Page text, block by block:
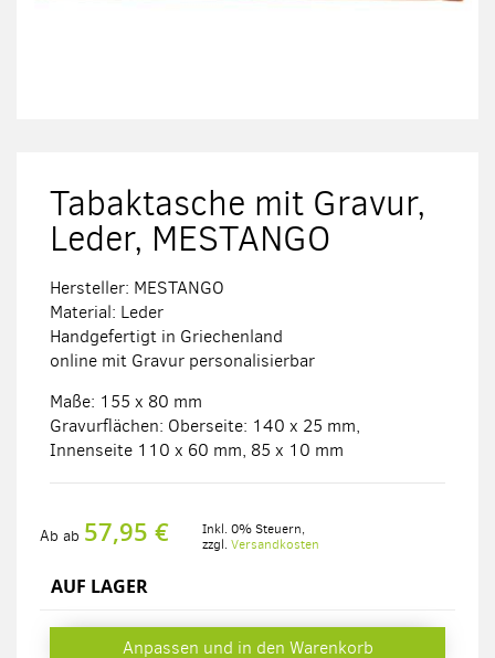
Tabaktasche mit Gravur,
Leder, MESTANGO
Hersteller: MESTANGO
Material: Leder
Handgefertigt in Griechenland
online mit Gravur personalisierbar
Maße: 155 x 80 mm
Gravurflächen: Oberseite: 140 x 25 mm,
Innenseite 110 x 60 mm, 85 x 10 mm
Ab ab 57,95 € Inkl. 0% Steuern,
zzgl. Versandkosten
AUF LAGER
Anpassen und in den Warenkorb
Bildergalerie
springen